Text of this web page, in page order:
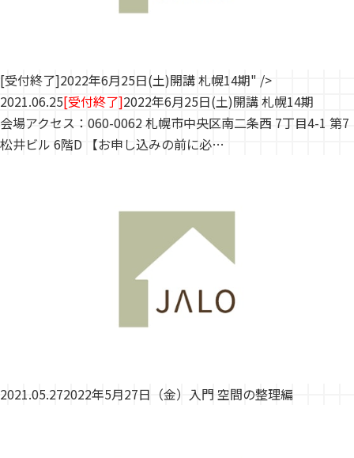
[受付終了]2022年6月25日(土)開講 札幌14期" />
2021.06.25[受付終了]2022年6月25日(土)開講 札幌14期
会場アクセス：060-0062 札幌市中央区南二条西 7丁目4-1 第7
松井ビル 6階D 【お申し込みの前に必…
2021.05.272022年5月27日（金）入門 空間の整理編